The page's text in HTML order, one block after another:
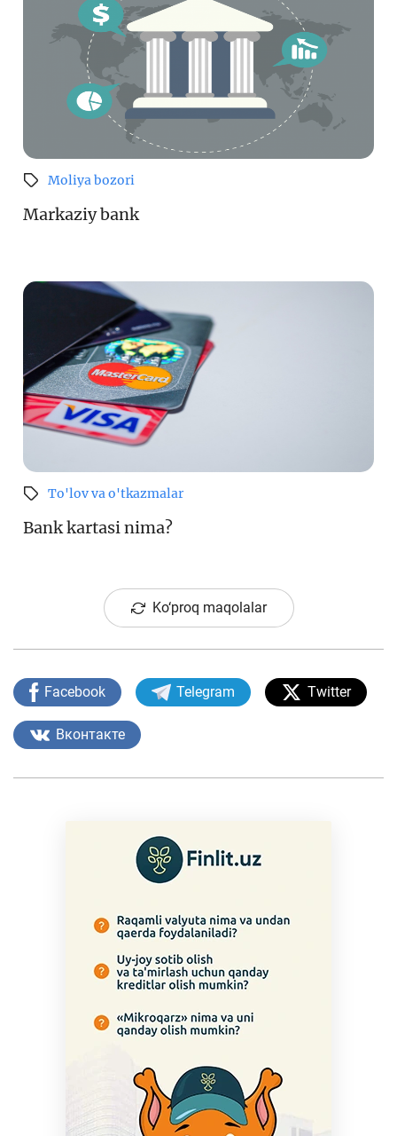
Moliya bozori
Markaziy bank
To'lov va o'tkazmalar
Bank kartasi nima?
Ko‘proq maqolalar
Facebook Telegram Twitter
Вконтакте